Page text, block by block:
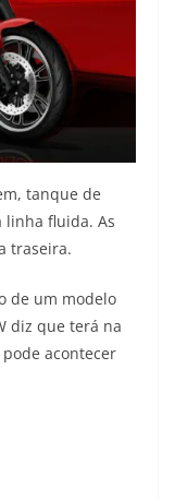
tanque de
linha fluida. As
traseira.
de um modelo
diz que terá na
acontecer